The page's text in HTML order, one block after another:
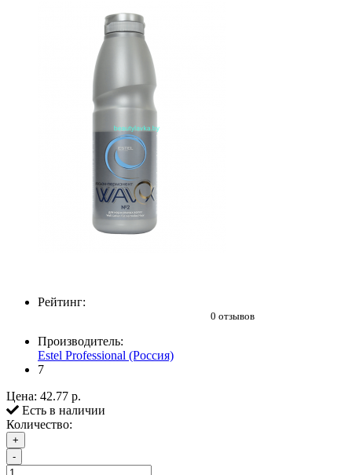
Рейтинг:
0 отзывов
Производитель:
Estel Professional (Россия)
7
Цена: 42.77 р.
Есть в наличии
Количество:
+
-